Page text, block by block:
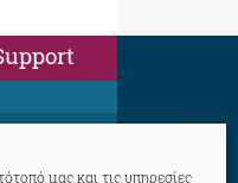
μας και τις υπηρεσίες